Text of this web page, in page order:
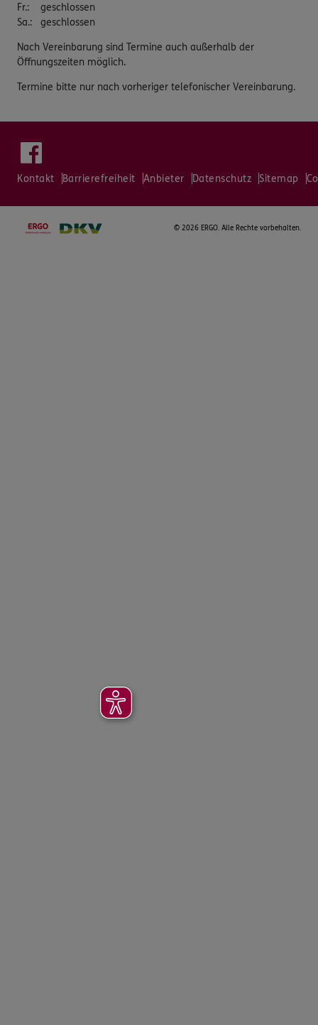
Fr.:
geschlossen
Sa.: geschlossen
Nach Vereinbarung sind Termine auch außerhalb der
Öffnungszeiten möglich.
Termine bitte nur nach vorheriger telefonischer Vereinbarung.
Kontakt Barrierefreiheit Anbieter Datenschutz Sitemap
© 2026 ERGO. Alle Rechte vorbehalten.